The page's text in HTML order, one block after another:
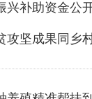
攻坚成果同乡